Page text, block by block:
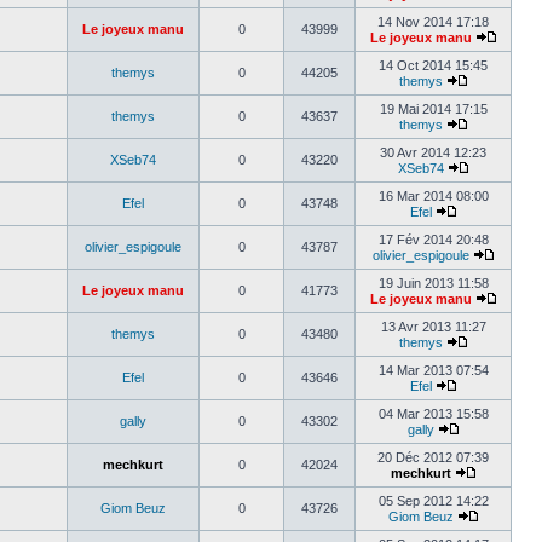
Le joyeux manu 0 43999
14 Nov 2014 17:18
Le joyeux manu
themys 0 44205
14 Oct 2014 15:45
themys
themys 0 43637
19 Mai 2014 17:15
themys
XSeb74 0 43220
30 Avr 2014 12:23
XSeb74
Efel 0 43748
16 Mar 2014 08:00
Efel
olivier_espigoule 0 43787
17 Fév 2014 20:48
olivier_espigoule
Le joyeux manu 0 41773
19 Juin 2013 11:58
Le joyeux manu
themys 0 43480
13 Avr 2013 11:27
themys
Efel 0 43646
14 Mar 2013 07:54
Efel
gally 0 43302
04 Mar 2013 15:58
gally
mechkurt 0 42024
20 Déc 2012 07:39
mechkurt
Giom Beuz 0 43726
05 Sep 2012 14:22
Giom Beuz